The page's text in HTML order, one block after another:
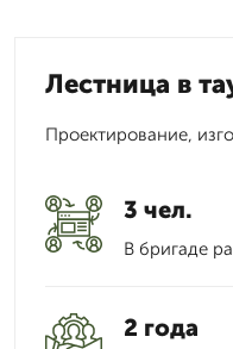
Лестница в
Проектирование,
3 чел.
В бригаде
2 года